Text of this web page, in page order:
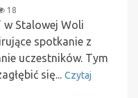
18
w Stalowej Woli
spotkanie z
uczestników. Tym
się... Czytaj